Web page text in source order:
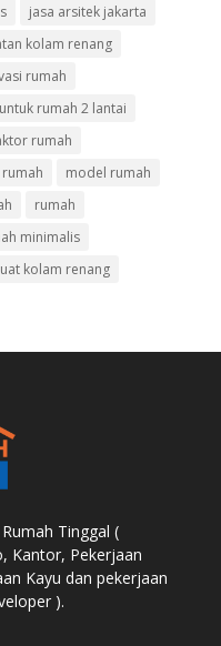
jasa arsitek jakarta
kolam renang
rumah
rumah 2 lantai
rumah
model rumah
rumah
minimalis
kolam renang
Tinggal (
Kantor, Pekerjaan
Kayu dan pekerjaan
).